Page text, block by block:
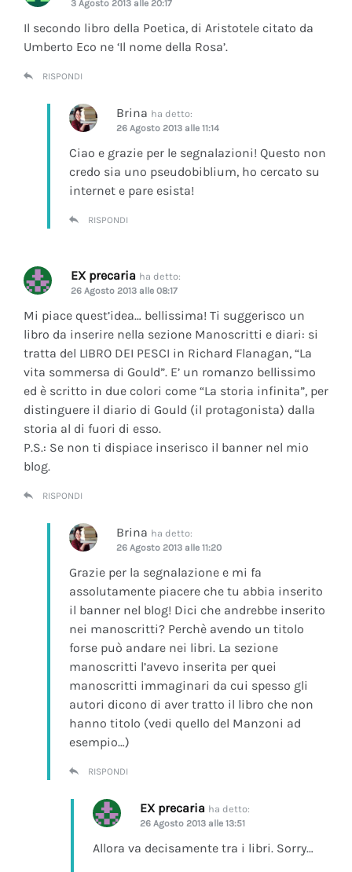
3 Agosto 2013 alle 20:17
Il secondo libro della Poetica, di Aristotele citato da
Umberto Eco ne ‘Il nome della Rosa’.
RISPONDI
Brina ha detto:
26 Agosto 2013 alle 11:14
Ciao e grazie per le segnalazioni! Questo non
credo sia uno pseudobiblium, ho cercato su
internet e pare esista!
RISPONDI
EX precaria ha detto:
26 Agosto 2013 alle 08:17
Mi piace quest’idea… bellissima! Ti suggerisco un
libro da inserire nella sezione Manoscritti e diari: si
tratta del LIBRO DEI PESCI in Richard Flanagan, “La
vita sommersa di Gould”. E’ un romanzo bellissimo
ed è scritto in due colori come “La storia infinita”, per
distinguere il diario di Gould (il protagonista) dalla
storia al di fuori di esso.
P.S.: Se non ti dispiace inserisco il banner nel mio
blog.
RISPONDI
Brina ha detto:
26 Agosto 2013 alle 11:20
Grazie per la segnalazione e mi fa
assolutamente piacere che tu abbia inserito
il banner nel blog! Dici che andrebbe inserito
nei manoscritti? Perchè avendo un titolo
forse può andare nei libri. La sezione
manoscritti l’avevo inserita per quei
manoscritti immaginari da cui spesso gli
autori dicono di aver tratto il libro che non
hanno titolo (vedi quello del Manzoni ad
esempio…)
RISPONDI
EX precaria ha detto:
26 Agosto 2013 alle 13:51
Allora va decisamente tra i libri. Sorry…